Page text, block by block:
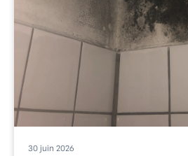
30 juin 2026